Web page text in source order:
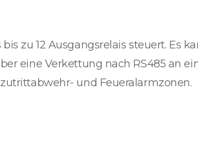
zu 12 Ausgangsrelais steuert. Es
eine Verkettung nach RS485 an
und Feueralarmzonen.